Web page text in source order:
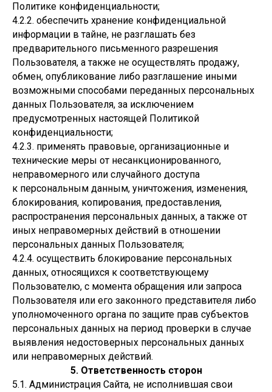
Политике конфиденциальности;
4.2.2. обеспечить хранение конфиденциальной
информации в тайне, не разглашать без
предварительного письменного разрешения
Пользователя, а также не осуществлять продажу,
обмен, опубликование либо разглашение иными
возможными способами переданных персональных
данных Пользователя, за исключением
предусмотренных настоящей Политикой
конфиденциальности;
4.2.3. применять правовые, организационные и
технические меры от несанкционированного,
неправомерного или случайного доступа
к персональным данным, уничтожения, изменения,
блокирования, копирования, предоставления,
распространения персональных данных, а также от
иных неправомерных действий в отношении
персональных данных Пользователя;
4.2.4. осуществить блокирование персональных
данных, относящихся к соответствующему
Пользователю, с момента обращения или запроса
Пользователя или его законного представителя либо
уполномоченного органа по защите прав субъектов
персональных данных на период проверки в случае
выявления недостоверных персональных данных
или неправомерных действий.
5. Ответственность сторон
5.1. Администрация Сайта, не исполнившая свои